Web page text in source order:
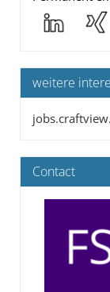
weitere
Contact